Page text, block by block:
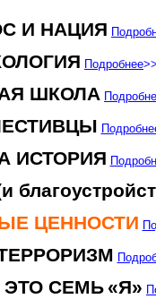
И НАЦИЯ
Подробнее
ШКОЛА
ИСТОРИЯ
ЦЕННОСТИ
ЭТО СЕМЬ «Я»